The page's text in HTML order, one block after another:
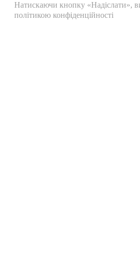
Натискаючи кнопку «Надіслати»,
політикою конфіденційності